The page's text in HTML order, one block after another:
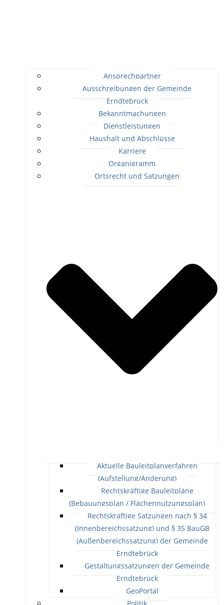
Ansprechpartner
Ausschreibungen der Gemeinde
Erndtebrück
Bekanntmachungen
Dienstleistungen
Haushalt und Abschlüsse
Karriere
Organigramm
Ortsrecht und Satzungen
Aktuelle Bauleitplanverfahren
(Aufstellung/Änderung)
Rechtskräftige Bauleitpläne
(Bebauungsplan / Flächennutzungsplan)
Rechtskräftige Satzungen nach § 34
(Innenbereichssatzung) und § 35 BauGB
(Außenbereichssatzung) der Gemeinde
Erndtebrück
Gestaltungssatzungen der Gemeinde
Erndtebrück
GeoPortal